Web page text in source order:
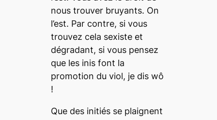
nous trouver bruyants. On
l’est. Par contre, si vous
trouvez cela sexiste et
dégradant, si vous pensez
que les inis font la
promotion du viol, je dis wô
!
Que des initiés se plaignent